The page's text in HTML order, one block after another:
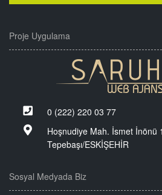
Proje Uygulama
0 (222) 220 03 77
Hoşnudiye Mah. İsmet İnönü
Tepebaşı/ESKİŞEHİR
Sosyal Medyada Biz